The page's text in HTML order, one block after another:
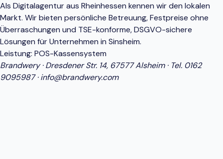
Als Digitalagentur aus Rheinhessen kennen wir den lokalen
Markt. Wir bieten persönliche Betreuung, Festpreise ohne
Überraschungen und TSE-konforme, DSGVO-sichere
Lösungen für Unternehmen in Sinsheim.
Leistung: POS-Kassensystem
Brandwery · Dresdener Str. 14, 67577 Alsheim · Tel. 0162
9095987·info@brandwery.com